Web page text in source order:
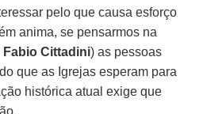
pelo que causa esforço
anima, se pensarmos na
Fabio Cittadini) as pessoas
que as Igrejas esperam para
histórica atual exige que